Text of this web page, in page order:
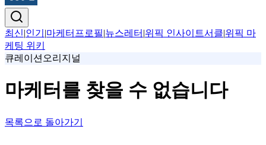
최신|인기 |마케터프로필|뉴스레터 |위픽 인사이트서클|위픽 마
케팅 위키
큐레이션 오리지널
마케터를 찾을 수 없습니다
목록으로 돌아가기